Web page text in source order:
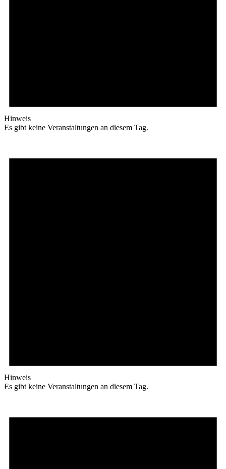
Hinweis
Es gibt keine Veranstaltungen an diesem Tag.
Hinweis
Es gibt keine Veranstaltungen an diesem Tag.